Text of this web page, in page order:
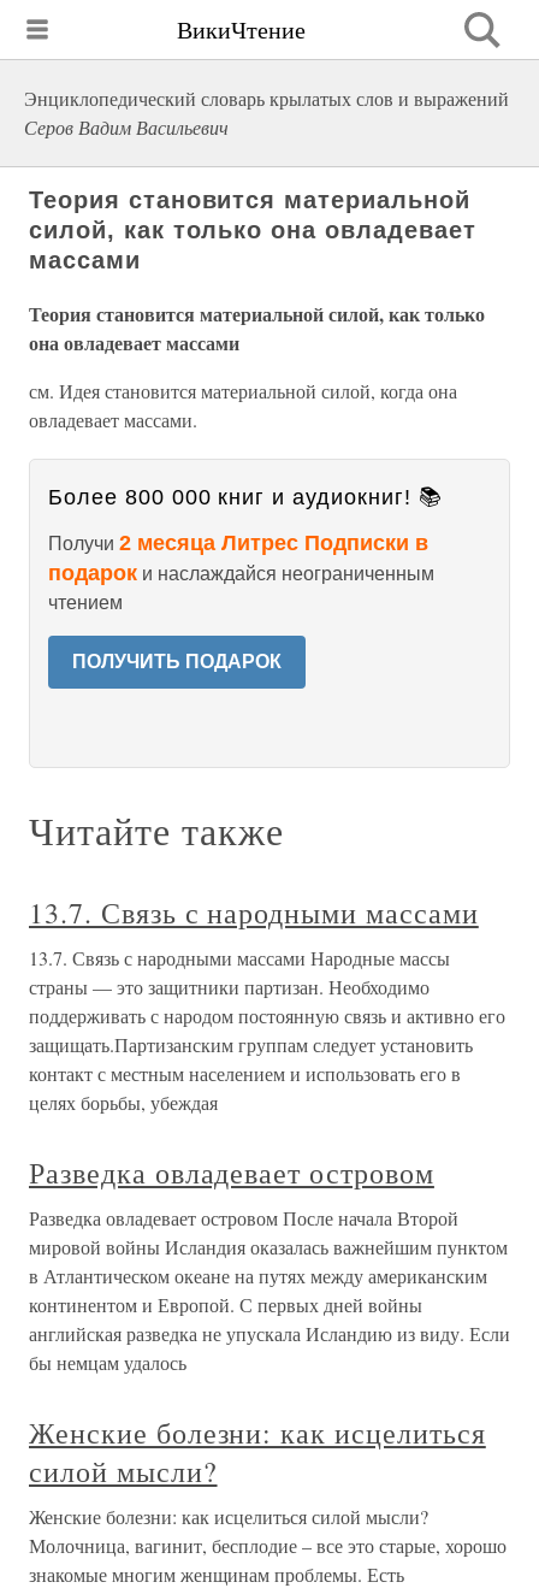
ВикиЧтение
Энциклопедический словарь крылатых слов и выражений
Серов Вадим Васильевич
Теория становится материальной
силой, как только она овладевает
массами
Теория становится материальной силой, как только
она овладевает массами
см. Идея становится материальной силой, когда она
овладевает массами.
Более 800 000 книг и аудиокниг! 📚
Получи 2 месяца Литрес Подписки в
подарок и наслаждайся неограниченным
чтением
ПОЛУЧИТЬ ПОДАРОК
Читайте также
13.7. Связь с народными массами
13.7. Связь с народными массами Народные массы
страны — это защитники партизан. Необходимо
поддерживать с народом постоянную связь и активно его
защищать.Партизанским группам следует установить
контакт с местным населением и использовать его в
целях борьбы, убеждая
Разведка овладевает островом
Разведка овладевает островом После начала Второй
мировой войны Исландия оказалась важнейшим пунктом
в Атлантическом океане на путях между американским
континентом и Европой. С первых дней войны
английская разведка не упускала Исландию из виду. Если
бы немцам удалось
Женские болезни: как исцелиться
силой мысли?
Женские болезни: как исцелиться силой мысли?
Молочница, вагинит, бесплодие – все это старые, хорошо
знакомые многим женщинам проблемы. Есть